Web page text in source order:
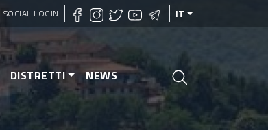
SOCIAL LOGIN IT
DISTRETTI NEWS